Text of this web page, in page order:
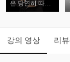
은 당연히 따라
옵니다.
강의 영상 리뷰